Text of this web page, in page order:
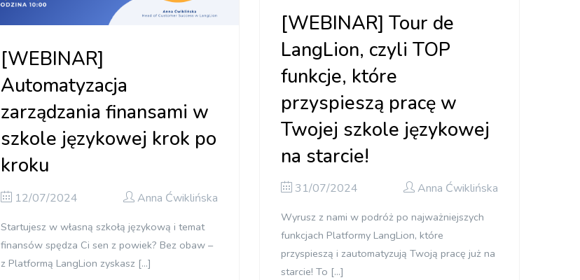
[WEBINAR] Tour de
LangLion, czyli TOP
funkcje, które
przyspieszą pracę w
Twojej szkole językowej
na starcie!
31/07/2024 Anna Ćwiklińska
Wyrusz z nami w podróż po najważniejszych
funkcjach Platformy LangLion, które
przyspieszą i zautomatyzują Twoją pracę już na
starcie! To […]
[WEBINAR]
Automatyzacja
zarządzania finansami w
szkole językowej krok po
kroku
12/07/2024 Anna Ćwiklińska
Startujesz w własną szkołą językową i temat
finansów spędza Ci sen z powiek? Bez obaw –
z Platformą LangLion zyskasz […]